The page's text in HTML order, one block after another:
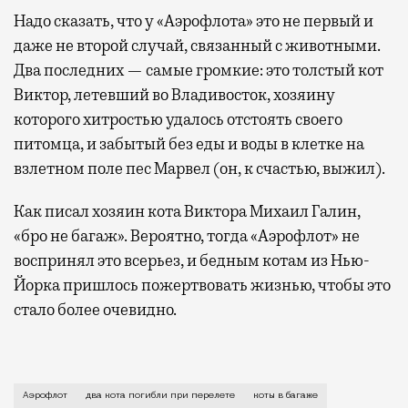
Надо сказать, что у «Аэрофлота» это не первый и
даже не второй случай, связанный с животными.
Два последних — самые громкие: это толстый кот
Виктор, летевший во Владивосток, хозяину
которого хитростью удалось отстоять своего
питомца, и забытый без еды и воды в клетке на
взлетном поле пес Марвел (он, к счастью, выжил).
Как писал хозяин кота Виктора Михаил Галин,
«бро не багаж». Вероятно, тогда «Аэрофлот» не
воспринял это всерьез, и бедным котам из Нью-
Йорка пришлось пожертвовать жизнью, чтобы это
стало более очевидно.
Коты породы американский колор-пойнт летели в
Аэрофлот два кота погибли при перелете коты в багаже